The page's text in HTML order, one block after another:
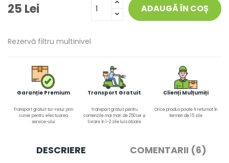
25 Lei ADAUGĂ ÎN COȘ
Rezervă filtru multinivel
Garanție Premium
Transport gratuit tur-retur prin
curier pentru efectuarea
service-ului
Transport Gratuit
Transport gratuit pentru
comenzile mai mari de 250 Lei și
livrare în 1-2 zile lucrătoare
Clienți Mulțumiți
Orice produs poate fi returnat în
termen de 15 zile
DESCRIERE COMENTARII (6)